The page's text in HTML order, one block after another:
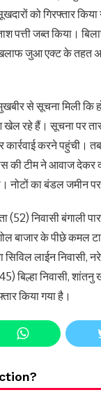
को गिरफ्तार
पत्ती जब्त किया।
जुआ एक्ट के तहत
से सूचना मिली कि
रहे हैं। सूचना पर
कार्रवाई करने पहुंची।
की टीम ने आवाज देकर
का बंडल जमीन
(52) निवासी बंगाली
बाजार के पीछे कमल
लाईन निवासी,
बिल्हा निवासी,
किया गया है।